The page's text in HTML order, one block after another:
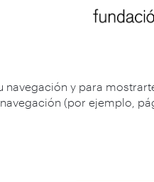
navegación y para
(por ejemplo,